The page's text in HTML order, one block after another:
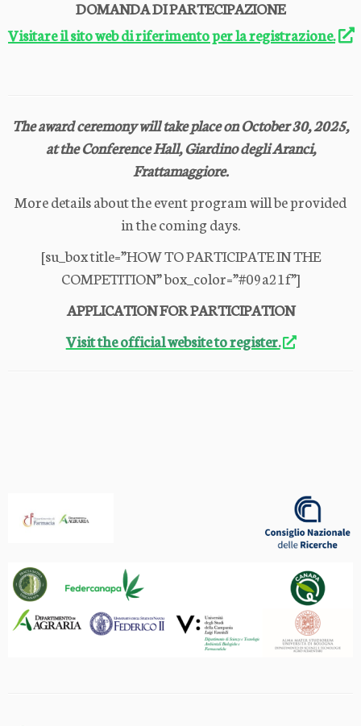
DOMANDA DI PARTECIPAZIONE
Visitare il sito web di riferimento per la registrazione.
The award ceremony will take place on October 30, 2025,
at the Conference Hall, Giardino degli Aranci,
Frattamaggiore.
More details about the event program will be provided
in the coming days.
[su_box title=”HOW TO PARTICIPATE IN THE
COMPETITION” box_color=”#09a21f”]
APPLICATION FOR PARTICIPATION
Visit the official website to register.